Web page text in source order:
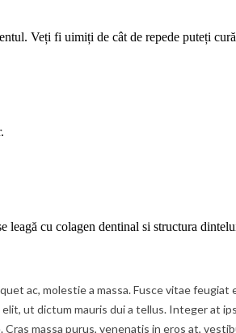
Veți fi uimiți de cât de repede puteți
leagă cu colagen dentinal si structura
ac, molestie a massa. Fusce vitae
ut dictum mauris dui a tellus. Integer at
massa purus, venenatis in eros at,